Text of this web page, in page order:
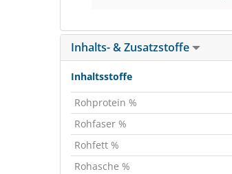
Inhalts- & Zusatzstoffe
Inhaltsstoffe
Rohprotein %
Rohfaser %
Rohfett %
Rohasche %